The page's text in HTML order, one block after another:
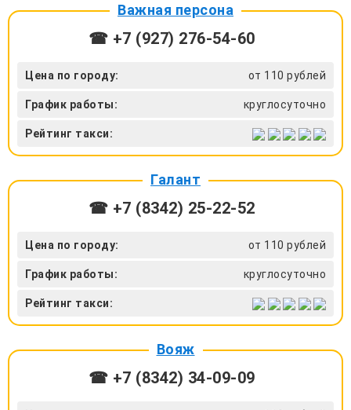
Важная персона
☎ +7 (927) 276-54-60
Цена по городу: от 110 рублей
График работы: круглосуточно
Рейтинг такси:
Галант
☎ +7 (8342) 25-22-52
Цена по городу: от 110 рублей
График работы: круглосуточно
Рейтинг такси:
Вояж
☎ +7 (8342) 34-09-09